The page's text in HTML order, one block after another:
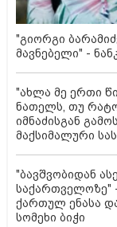
"გიორგი
მავნებელი" -
"ახლა მე ერთი
ნათელს, თუ
იმნაძისგან
მაქსიმალური
"ბავშვობიდან
საქართველოზე" -
ქართულ ენასა
სომეხი ბიჭი